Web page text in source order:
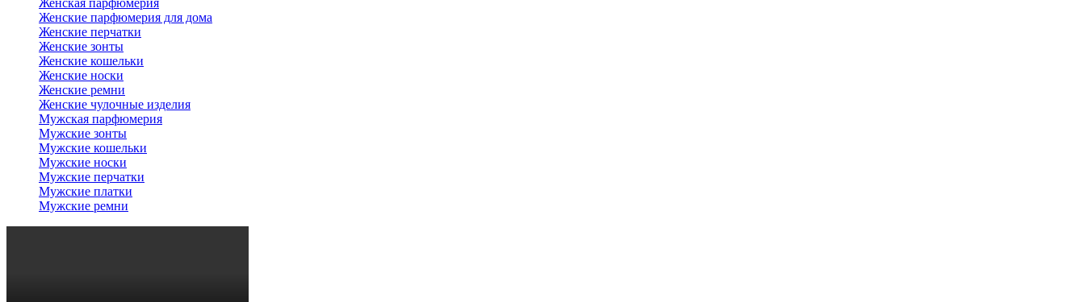
Женская парфюмерия
Женские парфюмерия для дома
Женские перчатки
Женские зонты
Женские кошельки
Женские носки
Женские ремни
Женские чулочные изделия
Мужская парфюмерия
Мужские зонты
Мужские кошельки
Мужские носки
Мужские перчатки
Мужские платки
Мужские ремни